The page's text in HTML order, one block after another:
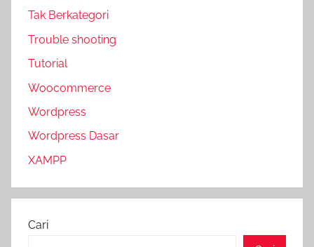
Tak Berkategori
Trouble shooting
Tutorial
Woocommerce
Wordpress
Wordpress Dasar
XAMPP
Cari